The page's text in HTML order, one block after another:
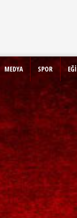
MEDYA SPOR